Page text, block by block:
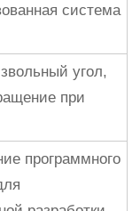
система
угол,
при
программного